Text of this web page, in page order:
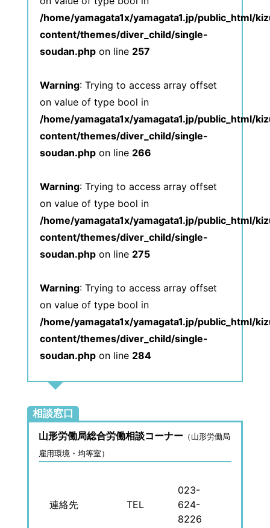
/home/yamagata1x/yamagata1.jp/public_html/
content/themes/diver_child/single-
soudan.php on line 257
Warning: Trying to access array offset
on value of type bool in
/home/yamagata1x/yamagata1.jp/public_html/
content/themes/diver_child/single-
soudan.php on line 266
Warning: Trying to access array offset
on value of type bool in
/home/yamagata1x/yamagata1.jp/public_html/
content/themes/diver_child/single-
soudan.php on line 275
Warning: Trying to access array offset
on value of type bool in
/home/yamagata1x/yamagata1.jp/public_html/
content/themes/diver_child/single-
soudan.php on line 284
相談窓口
山形労働局総合労働相談コーナー （山形労働局
雇用環境・均等室）
連絡先 TEL
023-
624-
8226